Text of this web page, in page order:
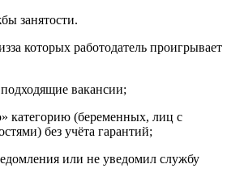
занятости.
которых работодатель проигрывает
вакансии;
категорию (беременных, лиц с
без учёта гарантий;
или не уведомил службу